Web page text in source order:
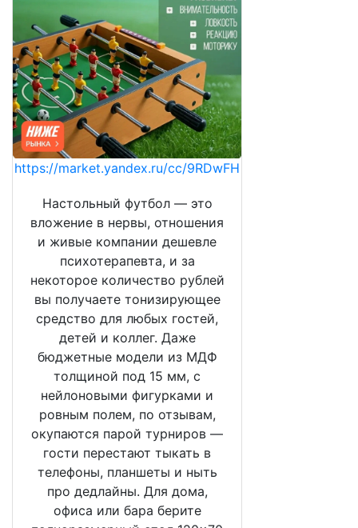
https://market.yandex.ru/cc/9RDwFH
Настольный футбол — это
вложение в нервы, отношения
и живые компании дешевле
психотерапевта, и за
некоторое количество рублей
вы получаете тонизирующее
средство для любых гостей,
детей и коллег. Даже
бюджетные модели из МДФ
толщиной под 15 мм, с
нейлоновыми фигурками и
ровным полем, по отзывам,
окупаются парой турниров —
гости перестают тыкать в
телефоны, планшеты и ныть
про дедлайны. Для дома,
офиса или бара берите